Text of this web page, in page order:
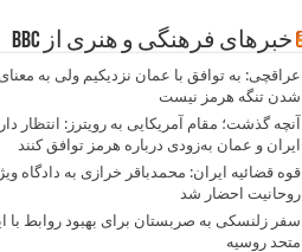
خبرهای فرهنگی و هنری از BBC
عراقچی: به توافق با عمان نزدیکیم ولی به معنای
شدن تنگه هرمز نیست
آنچه گذشت؛ مقام آمریکایی به رویترز: انتظار
ایران و عمان به‌زودی درباره هرمز توافق کنند
قوه قضائیه ایران: محمدباقر خرازی به دادگاه
روحانیت احضار شد
سفر زلنسکی به صربستان برای بهبود روابط با
متحد روسیه